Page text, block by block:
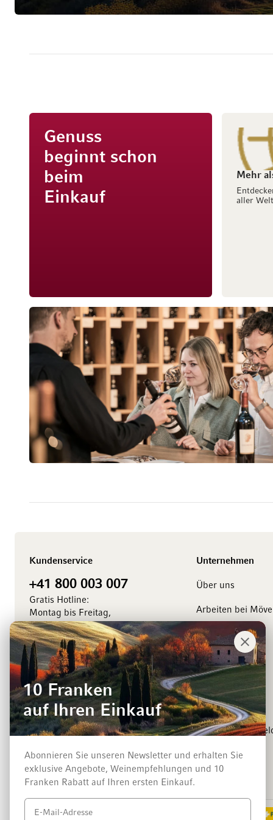
Genuss
beginnt schon
beim
Einkauf
Mehr
aller
Kundenservice
+41 800 003 007
Gratis Hotline:
Montag bis Freitag,
8.00 bis 18.00 Uhr
Kontaktieren Sie uns
Unternehmen
Über uns
Arbeiten bei
Management
Medienkontakt
Events
Winzer
Newsletter-
Zahlungsarten
10 Franken
auf Ihren Einkauf
Abonnieren Sie unseren Newsletter und erhalten Sie
exklusive Angebote, Weinempfehlungen und 10
Franken Rabatt auf Ihren ersten Einkauf.